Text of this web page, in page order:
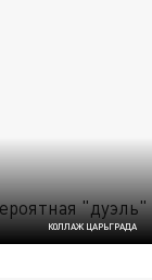
КОЛЛАЖ ЦАРЬГРАДА